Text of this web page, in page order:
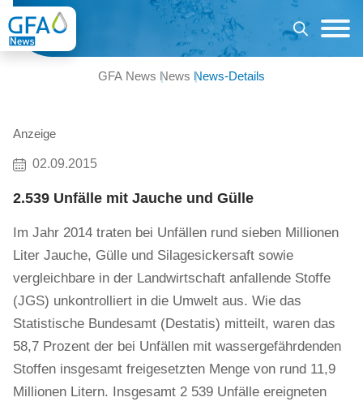
GFA News News News-Details
Anzeige
02.09.2015
2.539 Unfälle mit Jauche und Gülle
Im Jahr 2014 traten bei Unfällen rund sieben Millionen
Liter Jauche, Gülle und Silagesickersaft sowie
vergleichbare in der Landwirtschaft anfallende Stoffe
(JGS) unkontrolliert in die Umwelt aus. Wie das
Statistische Bundesamt (Destatis) mitteilt, waren das
58,7 Prozent der bei Unfällen mit wassergefährdenden
Stoffen insgesamt freigesetzten Menge von rund 11,9
Millionen Litern. Insgesamt 2 539 Unfälle ereigneten